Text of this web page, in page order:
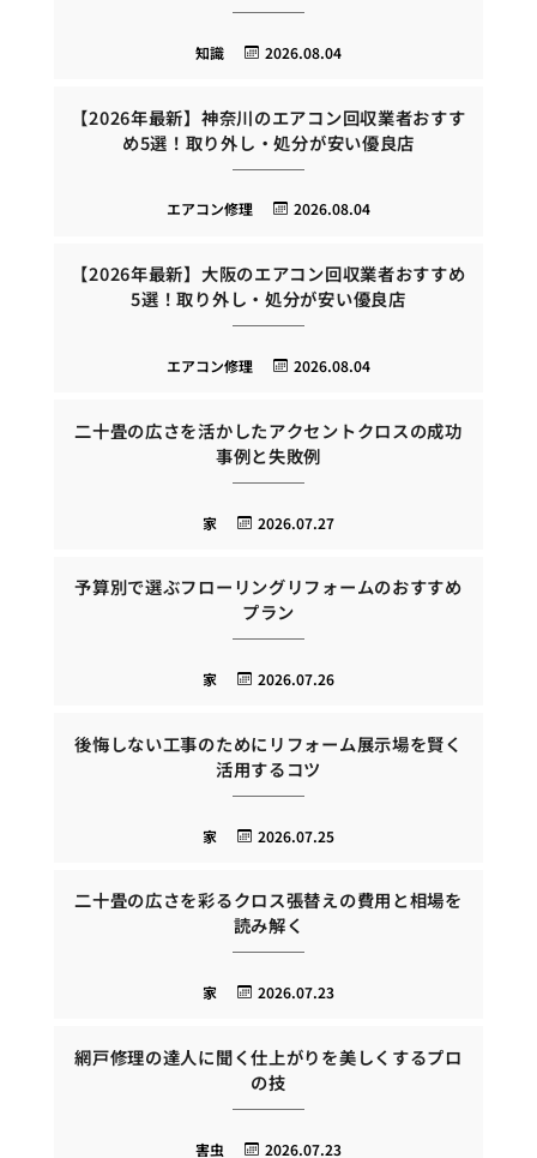
2026.08.04
知識
【2026年最新】神奈川のエアコン回収業者おすす
め5選！取り外し・処分が安い優良店
2026.08.04
エアコン修理
【2026年最新】大阪のエアコン回収業者おすすめ
5選！取り外し・処分が安い優良店
2026.08.04
エアコン修理
二十畳の広さを活かしたアクセントクロスの成功
事例と失敗例
2026.07.27
家
予算別で選ぶフローリングリフォームのおすすめ
プラン
2026.07.26
家
後悔しない工事のためにリフォーム展示場を賢く
活用するコツ
2026.07.25
家
二十畳の広さを彩るクロス張替えの費用と相場を
読み解く
2026.07.23
家
網戸修理の達人に聞く仕上がりを美しくするプロ
の技
2026.07.23
害虫